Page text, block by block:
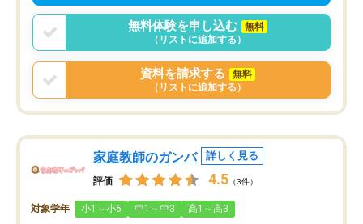
無料体験を申し込む
無料
（リストに追加する）
資料を請求する
無料
（リストに追加する）
家庭教師のガンバ 詳しく見る
評価 4.5 （3件）
対象学年 小1～小6 中1～中3 高1～高3